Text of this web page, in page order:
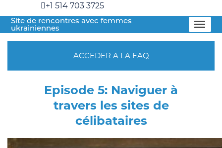
+1 514 703 3725
Site de rencontres avec femmes
ukrainiennes
ACCEDER A LA FAQ
Episode 5: Naviguer à
travers les sites de
célibataires